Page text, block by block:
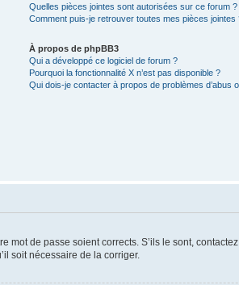
Quelles pièces jointes sont autorisées sur ce forum ?
Comment puis-je retrouver toutes mes pièces jointes
À propos de phpBB3
Qui a développé ce logiciel de forum ?
Pourquoi la fonctionnalité X n’est pas disponible ?
Qui dois-je contacter à propos de problèmes d’abus
de passe soient corrects. S’ils le sont,
soit nécessaire de la corriger.